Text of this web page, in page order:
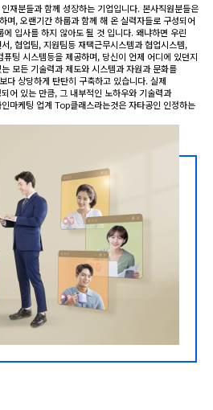
재분들과 함께 성장하는 기업입니다. 본사직원분들은
며, 오랜기간 하룹과 함께 해 온 실력자들로 구성되어
입사를 하지 않아도 될 것 입니다. 왜냐하면 우린
, 협업팀, 지원팀등 재택근무시스템과 협업시스템,
팅 시스템등을 제공하며, 당신이 언제 어디에 있던지
모든 기술력과 제도와 시스템과 자원과 문화를
다 상당하게 탄탄히 구축하고 있습니다. 실제
어 있는 만큼, 그 내부적인 노하우와 기술력과
마케팅 업계 Top클래스라는것은 자타공인 인정하는